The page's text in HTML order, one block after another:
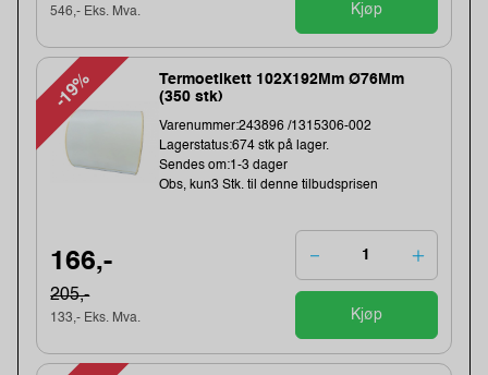
546,- Eks. Mva. Kjøp
-19%
Termoetikett 102X192Mm Ø76Mm
(350 stk)
Varenummer:243896 /1315306-002
Lagerstatus:674 stk på lager.
Sendes om:1-3 dager
Obs, kun3 Stk. til denne tilbudsprisen
166,-
205,-
133,- Eks. Mva. Kjøp